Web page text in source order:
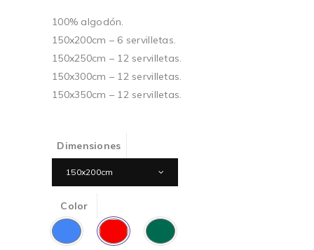
189,00€
100% algodón.
150x200cm – 6 servilletas.
150x250cm – 12 servilletas.
150x300cm – 12 servilletas.
150x350cm – 12 servilletas.
Dimensiones
150x200cm
Color